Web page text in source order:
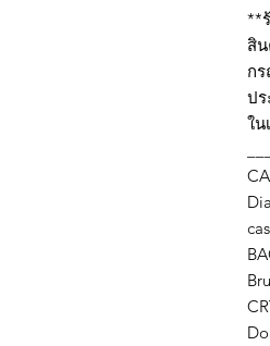
**
สิ
ก
ปร
ใน